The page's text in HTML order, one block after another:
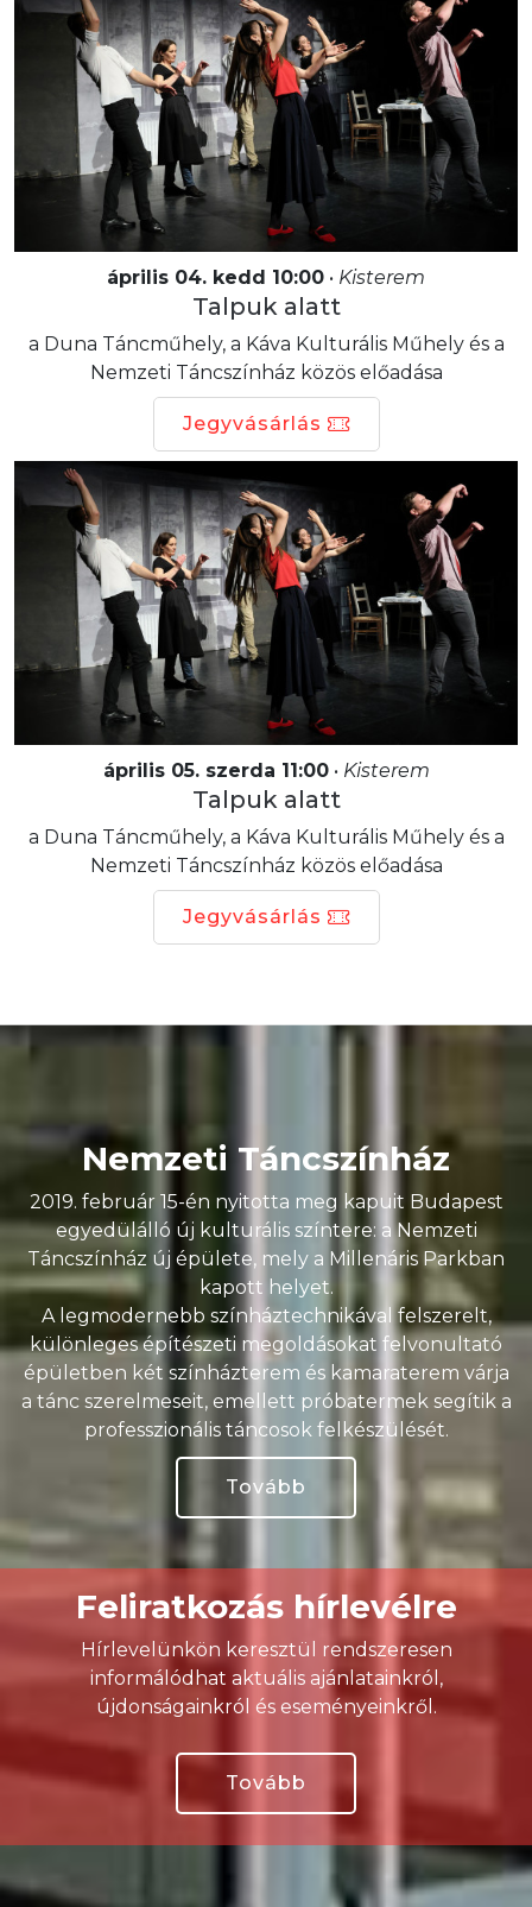
április 04. kedd 10:00 • Kisterem
Talpuk alatt
a Duna Táncműhely, a Káva Kulturális Műhely és a
Nemzeti Táncszínház közös előadása
Jegyvásárlás
április 05. szerda 11:00• Kisterem
Talpuk alatt
a Duna Táncműhely, a Káva Kulturális Műhely és a
Nemzeti Táncszínház közös előadása
Jegyvásárlás
Nemzeti Táncszínház
2019. február 15-én nyitotta meg kapuit Budapest
egyedülálló új kulturális színtere: a Nemzeti
Táncszínház új épülete, mely a Millenáris Parkban
kapott helyet.
A legmodernebb színháztechnikával felszerelt,
különleges építészeti megoldásokat felvonultató
épületben két színházterem és kamaraterem várja
a tánc szerelmeseit, emellett próbatermek segítik a
professzionális táncosok felkészülését.
Tovább
Feliratkozás hírlevélre
Hírlevelünkön keresztül rendszeresen
informálódhat aktuális ajánlatainkról,
újdonságainkról és eseményeinkről.
Tovább